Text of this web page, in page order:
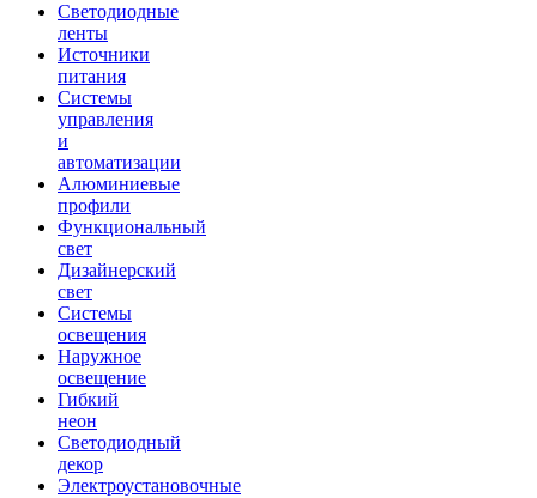
Светодиодные
ленты
Источники
питания
Системы
управления
и
автоматизации
Алюминиевые
профили
Функциональный
свет
Дизайнерский
свет
Системы
освещения
Наружное
освещение
Гибкий
неон
Светодиодный
декор
Электроустановочные